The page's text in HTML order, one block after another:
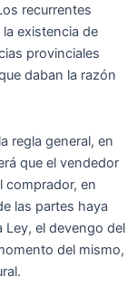
recurrentes
existencia de
provinciales
daban la razón
regla general, en
que el vendedor
comprador, en
las partes haya
Ley, el devengo del
del mismo,